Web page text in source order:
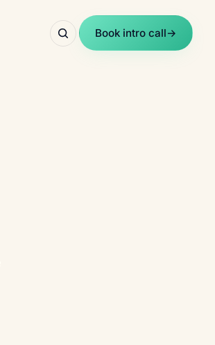
Book intro call→